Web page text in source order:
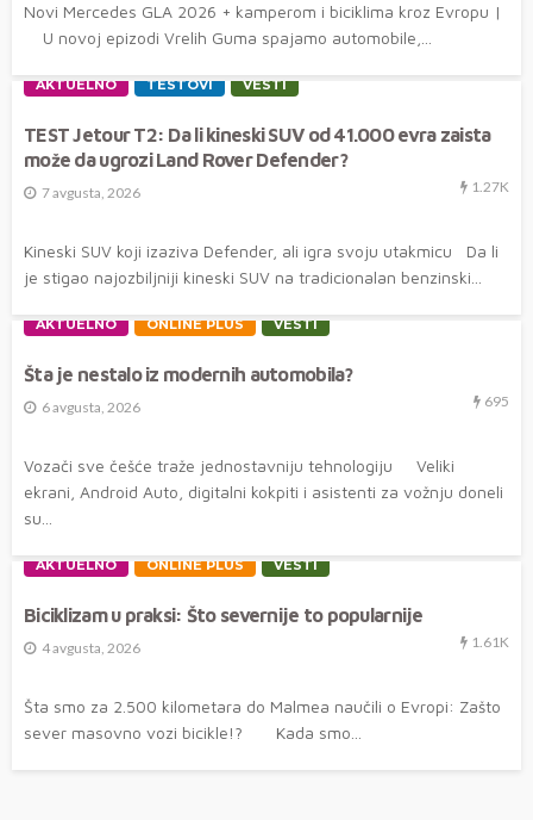
Novi Mercedes GLA 2026 + kamperom i biciklima kroz Evropu |
U novoj epizodi Vrelih Guma spajamo automobile,...
AKTUELNO TESTOVI VESTI
TEST Jetour T2: Da li kineski SUV od 41.000 evra zaista
može da ugrozi Land Rover Defender?
7 avgusta, 2026 1.27K
Kineski SUV koji izaziva Defender, ali igra svoju utakmicu Da li
je stigao najozbiljniji kineski SUV na tradicionalan benzinski...
AKTUELNO ONLINE PLUS VESTI
Šta je nestalo iz modernih automobila?
6 avgusta, 2026 695
Vozači sve češće traže jednostavniju tehnologiju Veliki
ekrani, Android Auto, digitalni kokpiti i asistenti za vožnju doneli
su...
AKTUELNO ONLINE PLUS VESTI
Biciklizam u praksi: Što severnije to popularnije
4 avgusta, 2026 1.61K
Šta smo za 2.500 kilometara do Malmea naučili o Evropi: Zašto
sever masovno vozi bicikle!? Kada smo...